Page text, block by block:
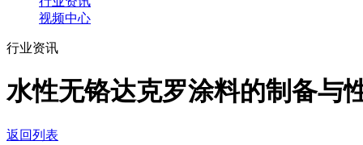
视频中心
行业资讯
水性无铬达克罗涂料的制备与
返回列表